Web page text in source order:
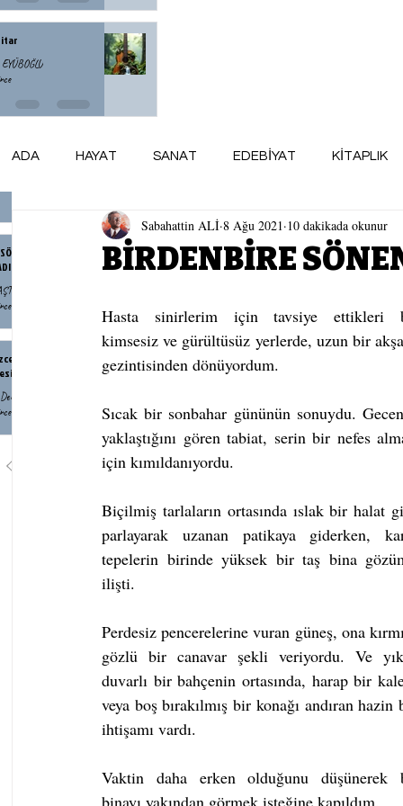
HALK
Yorulan Bir Neslin
ADA HAYAT SANAT EDEBİYAT KİTAPLIK
maviADA KÜNYE AY AYDINLIĞI
BİRDENBİRE
Sabahattin ALİ 8 Ağu 2021 10 dakikada okunur
Hasta sinirlerim için tavsiye ettikleri
kimsesiz ve gürültüsüz yerlerde, uzun bir
gezintisinden dönüyordum.
Sıcak bir sonbahar gününün sonuydu.
yaklaştığını gören tabiat, serin bir nefes
için kımıldanıyordu.
Biçilmiş tarlaların ortasında ıslak bir halat
parlayarak uzanan patikaya giderken,
tepelerin birinde yüksek bir taş bina
ilişti.
Perdesiz pencerelerine vuran güneş, ona
gözlü bir canavar şekli veriyordu. Ve
duvarlı bir bahçenin ortasında, harap bir
veya boş bırakılmış bir konağı andıran hazin
ihtişamı vardı.
Vaktin daha erken olduğunu düşünerek
binayı yakından görmek isteğine kapıldım.